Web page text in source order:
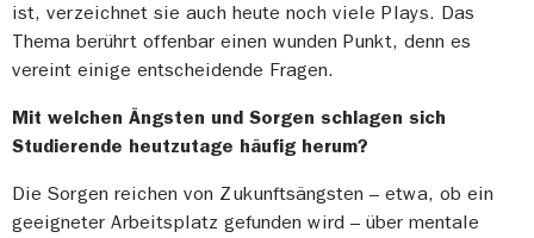
ist, verzeichnet sie auch heute noch viele Plays. Das
Thema berührt offenbar einen wunden Punkt, denn es
vereint einige entscheidende Fragen.
Mit welchen Ängsten und Sorgen schlagen sich
Studierende heutzutage häufig herum?
Die Sorgen reichen von Zukunftsängsten – etwa, ob ein
geeigneter Arbeitsplatz gefunden wird – über mentale